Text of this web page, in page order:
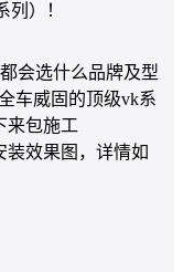
）！
会选什么品牌及型
车威固的顶级vk系
来包施工
装效果图，详情如